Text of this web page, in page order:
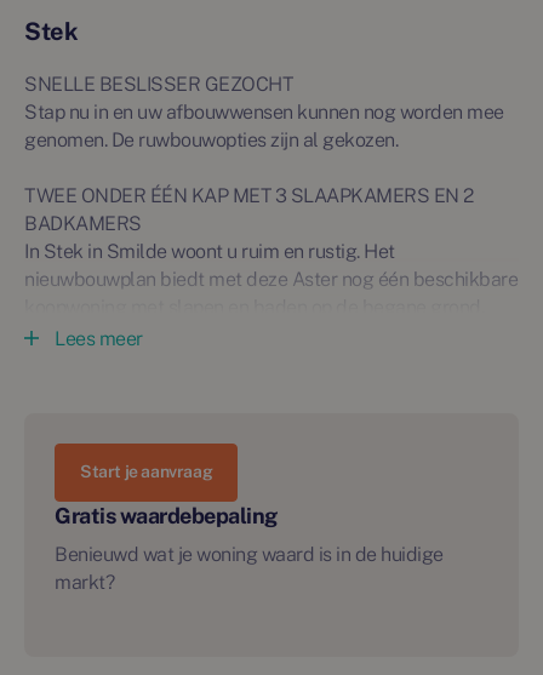
Stek
SNELLE BESLISSER GEZOCHT
Stap nu in en uw afbouwwensen kunnen nog worden mee
genomen. De ruwbouwopties zijn al gekozen.
TWEE ONDER ÉÉN KAP MET 3 SLAAPKAMERS EN 2
BADKAMERS
In Stek in Smilde woont u ruim en rustig. Het
nieuwbouwplan biedt met deze Aster nog één beschikbare
een ruime woonkamer aan de voorzijde van de woning met
verdieping zijn twee slaapkamers en een tweede
badkamer, perfect voor logees.
Het gedeelde tussenpad naast de woning, met de
eigenaren van bouwnummer 11, brengt u naar de besloten
tuin, zonder achterom, voor extra privacy en veiligheid. De
berging bevindt zich achter in de tuin.
Lees meer
Gratis waardebepaling
Benieuwd wat je woning waard is in de huidige
markt?
Start je aanvraag